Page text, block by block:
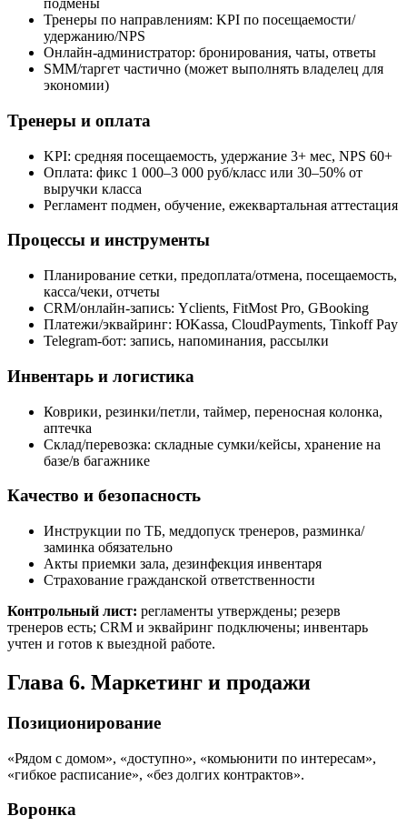
подмены
Тренеры по направлениям: KPI по посещаемости/
удержанию/NPS
Онлайн‑администратор: бронирования, чаты, ответы
SMM/таргет частично (может выполнять владелец для
экономии)
Тренеры и оплата
KPI: средняя посещаемость, удержание 3+ мес, NPS 60+
Оплата: фикс 1 000–3 000 руб/класс или 30–50% от
выручки класса
Регламент подмен, обучение, ежеквартальная аттестация
Процессы и инструменты
Планирование сетки, предоплата/отмена, посещаемость,
касса/чеки, отчеты
CRM/онлайн‑запись: Yclients, FitMost Pro, GBooking
Платежи/эквайринг: ЮKassa, CloudPayments, Tinkoff Pay
Telegram‑бот: запись, напоминания, рассылки
Инвентарь и логистика
Коврики, резинки/петли, таймер, переносная колонка,
аптечка
Склад/перевозка: складные сумки/кейсы, хранение на
базе/в багажнике
Качество и безопасность
Инструкции по ТБ, меддопуск тренеров, разминка/
заминка обязательно
Акты приемки зала, дезинфекция инвентаря
Страхование гражданской ответственности
Контрольный лист: регламенты утверждены; резерв
тренеров есть; CRM и эквайринг подключены; инвентарь
учтен и готов к выездной работе.
Глава 6. Маркетинг и продажи
Позиционирование
«Рядом с домом», «доступно», «комьюнити по интересам»,
«гибкое расписание», «без долгих контрактов».
Воронка